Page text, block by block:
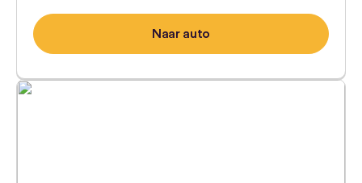
Naar auto